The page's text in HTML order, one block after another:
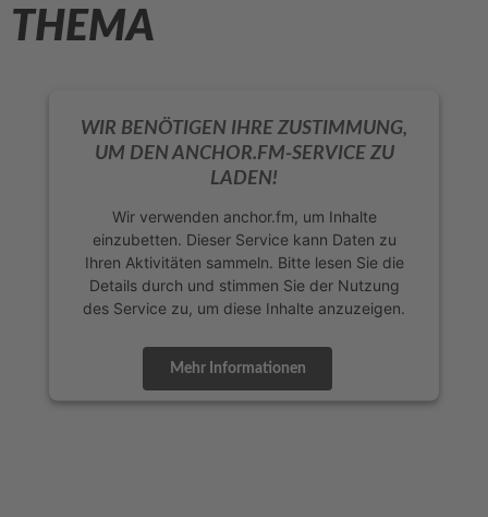
THEMA
WIR BENÖTIGEN IHRE ZUSTIMMUNG,
UM DEN ANCHOR.FM-SERVICE ZU
LADEN!
Wir verwenden anchor.fm, um Inhalte
einzubetten. Dieser Service kann Daten zu
Ihren Aktivitäten sammeln. Bitte lesen Sie die
Details durch und stimmen Sie der Nutzung
des Service zu, um diese Inhalte anzuzeigen.
Mehr Informationen